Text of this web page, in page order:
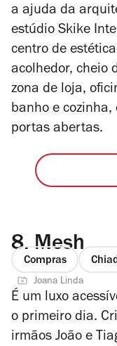
a ajuda da
estúdio Skike
centro de
acolhedor, cheio
zona de loja,
banho e cozinha,
portas abertas.
8. Mesh
Compras
Joana Linda
É um luxo
o primeiro dia.
irmãos João e